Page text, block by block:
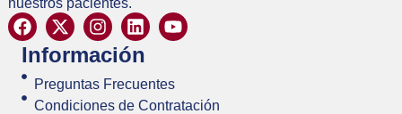
Información
Preguntas Frecuentes
Condiciones de Contratación